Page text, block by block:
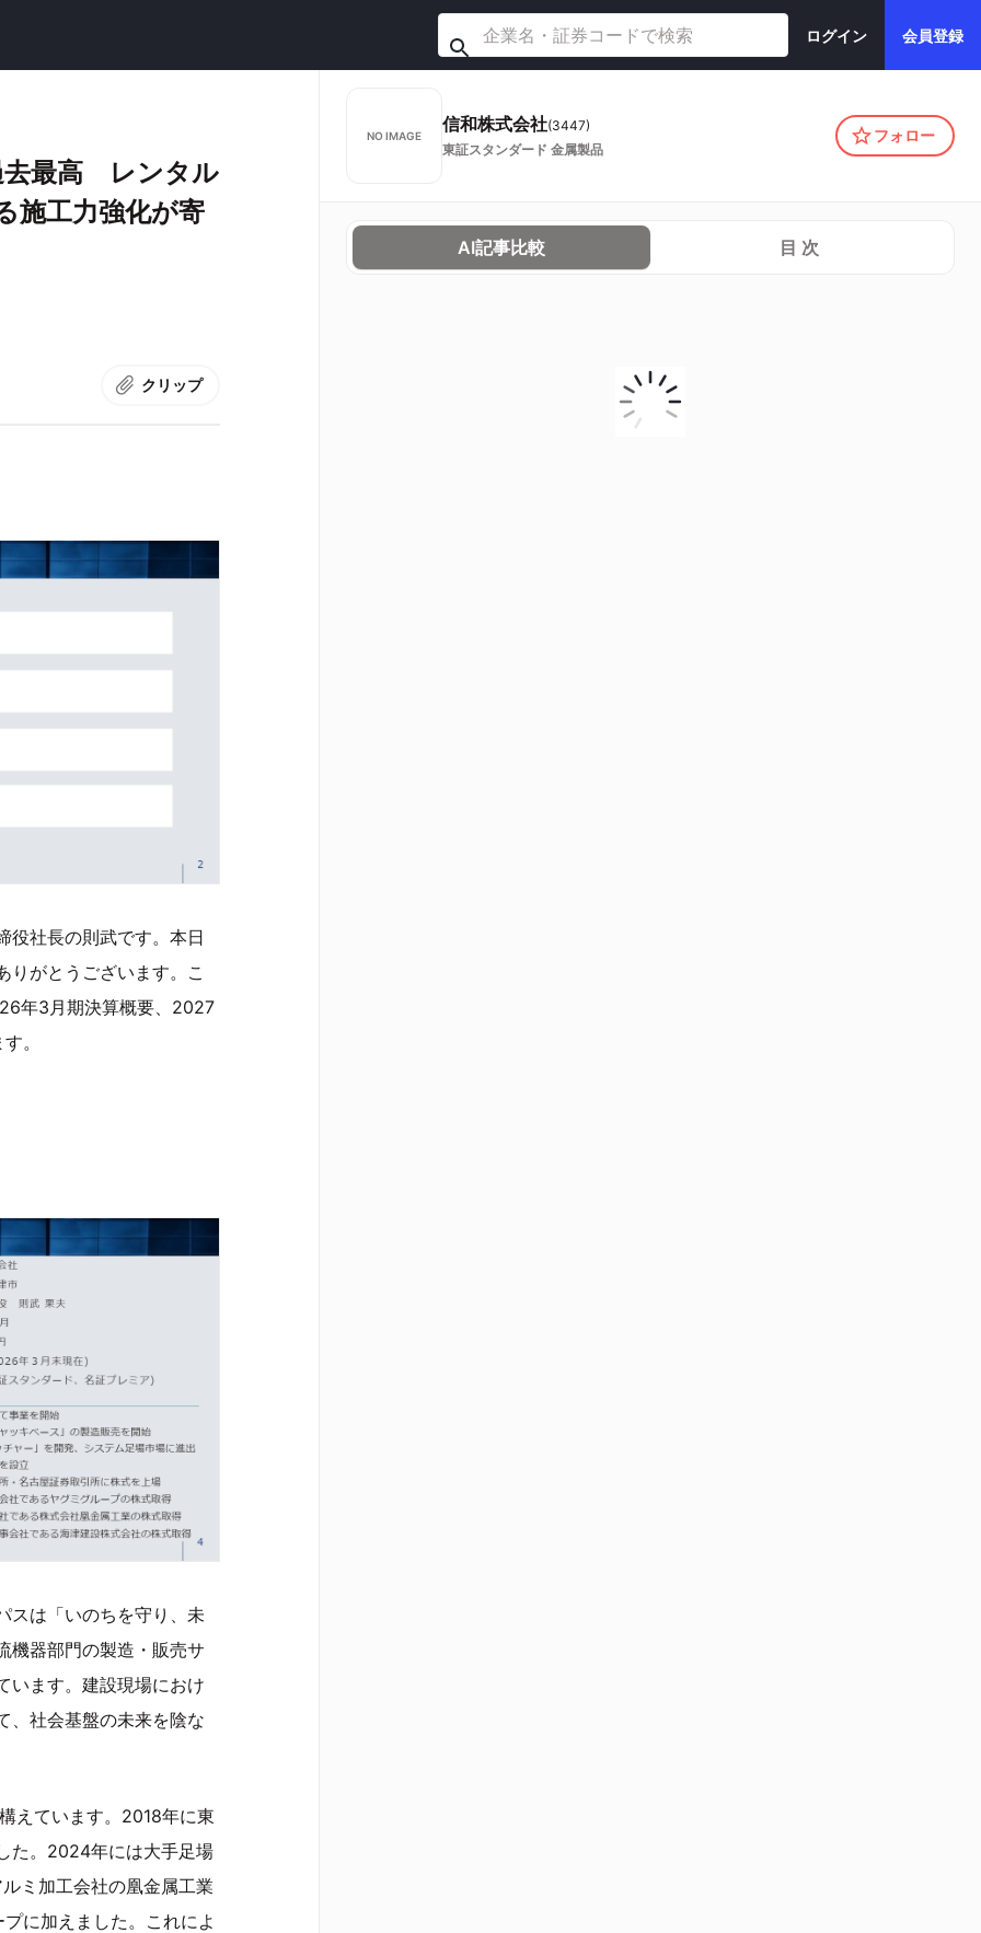
ログイン 会員登録
去最高 レンタル
施工力強化が寄
クリップ
役社長の則武です。本日
りがとうございます。こ
年3月期決算概要、2027
。
スは「いのちを守り、未
機器部門の製造・販売サ
います。建設現場におけ
、社会基盤の未来を陰な
えています。2018年に東
た。2024年には大手足場
ミ加工会社の凰金属工業
に加えました。これによ
NO IMAGE
信和株式会社(3447)
東証スタンダード 金属製品
フォロー
AI記事比較 目 次